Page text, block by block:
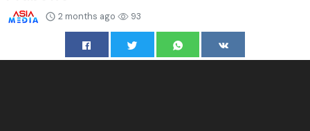
2 months ago 93